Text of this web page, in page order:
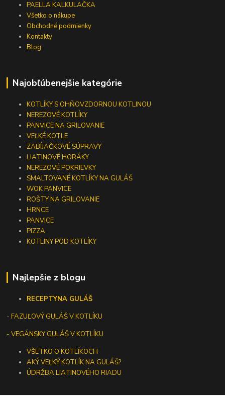
PAELLA KALKULAČKA
Všetko o nákupe
Obchodné podmienky
Kontakty
Blog
Najobľúbenejšie kategórie
KOTLÍKY S OHŇOVZDORNOU KOTLINOU
NEREZOVÉ KOTLÍKY
PANVICE NA GRILOVANIE
VEĽKÉ KOTLE
ZABÍJAČKOVÉ SÚPRAVY
LIATINOVÉ HORÁKY
NEREZOVÉ POKRIEVKY
SMALTOVANÉ KOTLÍKY NA GULÁŠ
WOK PANVICE
ROŠTY NA GRILOVANIE
HRNCE
PANVICE
PIZZA
KOTLINY POD KOTLÍKY
Najlepšie z blogu
RECEPTYNA GULÁŠ
-FAZUĽOVÝ GULÁŠ V KOTLÍKU
- VEGÁNSKY GULÁŠ V KOTLÍKU
VŠETKO O KOTLÍKOCH
AKÝ VEĽKÝ KOTLÍK NA GULÁŠ?
ÚDRŽBA LIATINOVÉHO RIADU